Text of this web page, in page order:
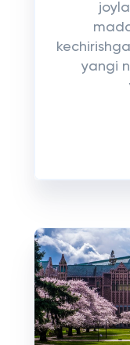
yangi